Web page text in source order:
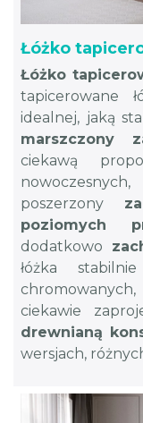
Łóżko
Łóżko
tapicerowane
idealnej, jaką
marszczony
ciekawą
poszerzony
poziomych
dodatkowo
łóżka
ciekawie
drewnianą
wersjach,